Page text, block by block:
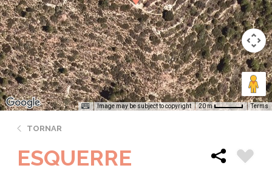
Image may be subject to copyright 20 m Terms
TORNAR
ESQUERRE